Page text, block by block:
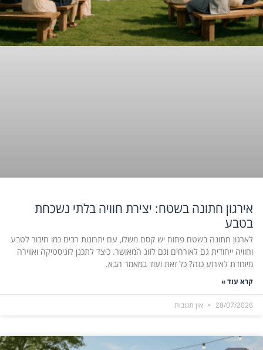
אירגון חתונה בשטח: יצירת חוויה בלתי נשכחת
בטבע
לארגון חתונה בשטח פתוח יש קסם משלו, עם יתרונות רבים כמו חיבור לטבע
וחוויה ייחודית גם לאורחים וגם לזוג המאושר. כיצד לתכנן לוגיסטיקה ואווירה
מיוחדת לאירוע כזה? כל זאת ועוד במאמר הבא.
קרא עוד »
28/07/2026 אין תגובות